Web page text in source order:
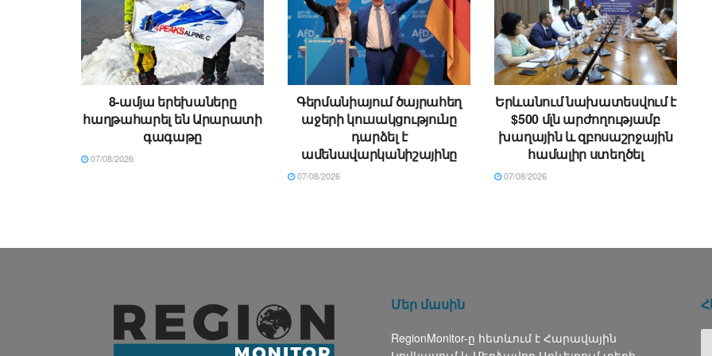
8-ամյա երեխաները
հաղթահարել են Արարատի
գագաթը
07/08/2026
Գերմանիայում ծայրահեղ
աջերի կուսակցությունը
դարձել է
ամենավարկանիշայինը
07/08/2026
Երևանում նախատեսվում է
$500 մլն արժողությամբ
խաղային և զբոսաշրջային
համալիր ստեղծել
07/08/2026
Մեր մասին
RegionMonitor-ը հետևում է Հարավային